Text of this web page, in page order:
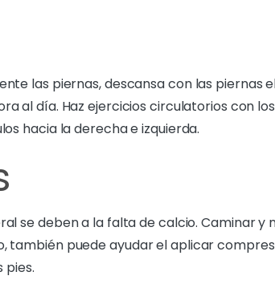
las piernas, descansa con las piernas
al día. Haz ejercicios circulatorios con
hacia la derecha e izquierda.
se deben a la falta de calcio. Caminar y
también puede ayudar el aplicar
pies.